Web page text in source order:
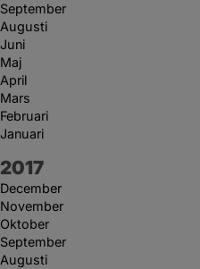
September
Augusti
Juni
Maj
April
Mars
Februari
Januari
År:
2017
December
November
Oktober
September
Augusti